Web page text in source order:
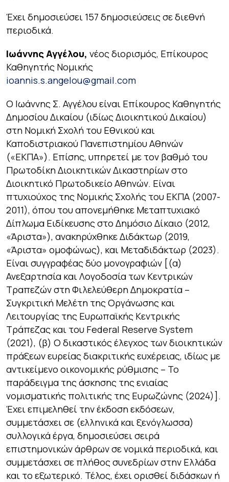
Έχει δημοσιεύσει 157 δημοσιεύσεις σε διεθνή
περιοδικά.
Ιωάννης Αγγέλου, νέος διορισμός, Επίκουρος
Καθηγητής Νομικής
ioannis.s.angelou@gmail.com
Ο Ιωάννης Σ. Αγγέλου είναι Επίκουρος Καθηγητής
Δημοσίου Δικαίου (ιδίως Διοικητικού Δικαίου)
στη Νομική Σχολή του Εθνικού και
Καποδιστριακού Πανεπιστημίου Αθηνών
(«ΕΚΠΑ»). Επίσης, υπηρετεί με τον βαθμό του
Πρωτοδίκη Διοικητικών Δικαστηρίων στο
Διοικητικό Πρωτοδικείο Αθηνών. Είναι
πτυχιούχος της Νομικής Σχολής του ΕΚΠΑ (2007-
2011), όπου του απονεμήθηκε Μεταπτυχιακό
Δίπλωμα Ειδίκευσης στο Δημόσιο Δίκαιο (2012,
«Άριστα»), ανακηρύχθηκε Διδάκτωρ (2019,
«Άριστα» ομοφώνως), και Μεταδιδάκτωρ (2023).
Είναι συγγραφέας δύο μονογραφιών [(α)
Ανεξαρτησία και Λογοδοσία των Κεντρικών
Τραπεζών στη Φιλελεύθερη Δημοκρατία –
Συγκριτική Μελέτη της Οργάνωσης και
Λειτουργίας της Ευρωπαϊκής Κεντρικής
Τράπεζας και του Federal Reserve System
(2021), (β) Ο δικαστικός έλεγχος των διοικητικών
πράξεων ευρείας διακριτικής ευχέρειας, ιδίως με
αντικείμενο οικονομικής ρύθμισης – Το
παράδειγμα της άσκησης της ενιαίας
νομισματικής πολιτικής της Ευρωζώνης (2024)].
Έχει επιμεληθεί την έκδοση εκδόσεων,
συμμετάσχει σε (ελληνικά και ξενόγλωσσα)
συλλογικά έργα, δημοσιεύσει σειρά
επιστημονικών άρθρων σε νομικά περιοδικά, και
συμμετάσχει σε πλήθος συνεδρίων στην Ελλάδα
και το εξωτερικό. Τέλος, έχει ορισθεί διδάσκων ή